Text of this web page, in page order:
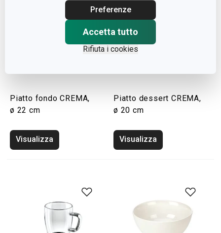
Preferenze
Accetta tutto
Rifiuta i cookies
Piatto fondo CREMA,
ø 22 cm
Visualizza
Piatto dessert CREMA,
ø 20 cm
Visualizza